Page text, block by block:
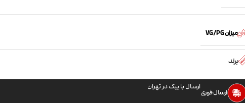
میزان VG/PG
برند
ارسال فوری
ارسال با پیک در تهران